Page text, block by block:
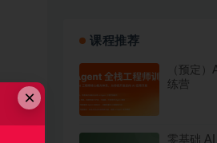
课程推荐
（预定
练营
零基础
×